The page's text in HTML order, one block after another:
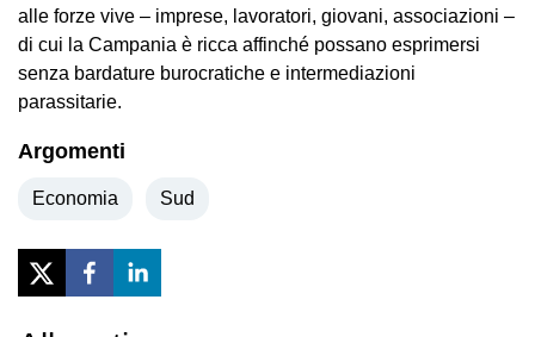
alle forze vive – imprese, lavoratori, giovani, associazioni –
di cui la Campania è ricca affinché possano esprimersi
senza bardature burocratiche e intermediazioni
parassitarie.
Argomenti
Economia Sud